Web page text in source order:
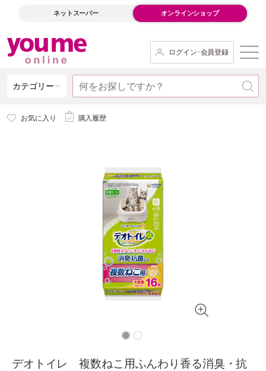
ネットスーパー オンラインショップ
ログイン･会員登録
カテゴリー
お気に入り 購入履歴
デオトイレ 複数ねこ用ふんわり香る消臭・抗